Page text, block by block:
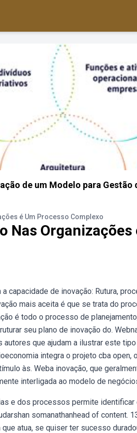
de um Modelo para Gestão
é Um Processo Complexo
Nas
capacidade de inovação: Rutura,
mais aceita é que se trata do
é todo o processo de
seu plano de inovação do.
que ajudam a ilustrar este
integra o projeto cba
às. Weba inovação, que
interligada ao modelo de
e dos processos permite
somanathanhead of content.
atua, se quiser ter sucesso